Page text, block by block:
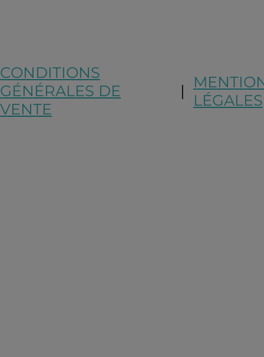
CONDITIONS
GÉNÉRALES DE
VENTE
|LÉGALES